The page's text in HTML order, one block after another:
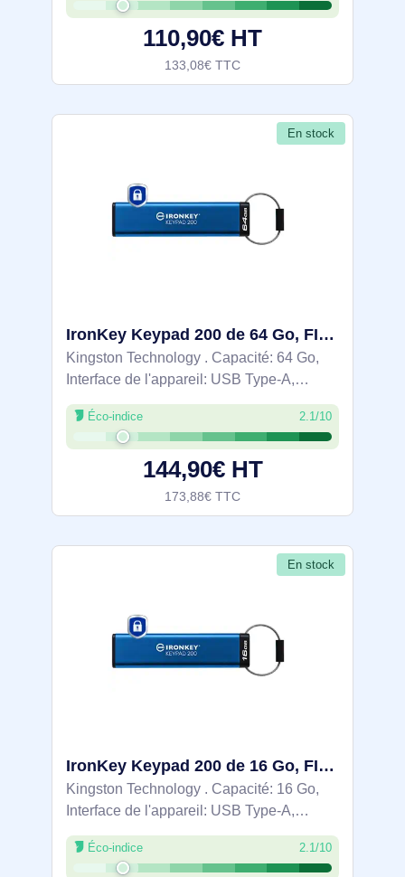
d'écriture: 115 Mo/s. Format: Gaine.
110,90€ HT
133,08€ TTC
En stock
IronKey Keypad 200 de 64 Go, FIPS 140-3 niveau 3 (en attente), chiffrement AES-256 - IKKP200/64GB
Kingston Technology . Capacité: 64 Go,
Interface de l'appareil: USB Type-A,
Version USB: 3.2 Gen 1 (3.1 Gen 1),
Vitesse de lecture: 145 Mo/s, Vitesse
d'écriture: 115 Mo/s. Format: Gaine.
Éco-indice 2.1/10
144,90€ HT
173,88€ TTC
En stock
IronKey Keypad 200 de 16 Go, FIPS 140-3 niveau 3 (en attente), chiffrement AES-256 - IKKP200/16GB
Kingston Technology . Capacité: 16 Go,
Interface de l'appareil: USB Type-A,
Version USB: 3.2 Gen 1 (3.1 Gen 1),
Vitesse de lecture: 145 Mo/s, Vitesse
Éco-indice 2.1/10